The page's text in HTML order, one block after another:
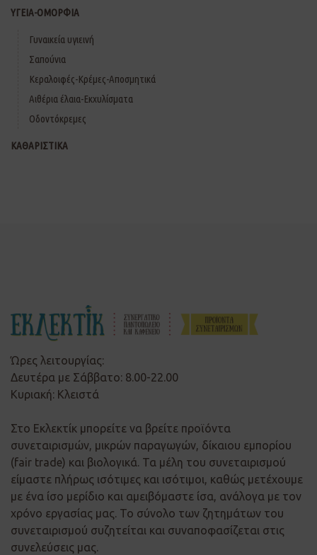
ΥΓΕΙΑ-ΟΜΟΡΦΙΑ
Γυναικεία υγιεινή
Σαπούνια
Κεραλοιφές-Κρέμες-Αποσμητικά
Αιθέρια έλαια-Εκχυλίσματα
Οδοντόκρεμες
ΚΑΘΑΡΙΣΤΙΚΑ
Ώρες λειτουργίας:
Δευτέρα με Σάββατο: 8.00-22.00
Κυριακή: Κλειστά
Στο Εκλεκτίκ μπορείτε να βρείτε προϊόντα
συνεταιρισμών, μικρών παραγωγών, δίκαιου εμπορίου
(fair trade) και βιολογικά. Τα μέλη του συνεταιρισμού
είμαστε πλήρως ισότιμες και ισότιμοι, καθώς μετέχουμε
με ένα ίσο μερίδιο και αμειβόμαστε ίσα, ανάλογα με τον
χρόνο εργασίας μας. Το σύνολο των ζητημάτων του
συνεταιρισμού συζητείται και συναποφασίζεται στις
συνελεύσεις μας.